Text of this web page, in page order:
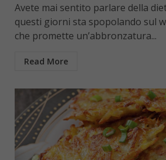
Avete mai sentito parlare della
questi giorni sta spopolando sul
che promette un’abbronzatura...
Read More